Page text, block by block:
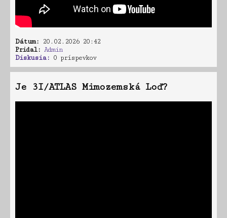
Dátum: 20.02.2026 20:42
Pridal: Admin
Diskusia: 0 príspevkov
Je 3I/ATLAS Mimozemská Loď?